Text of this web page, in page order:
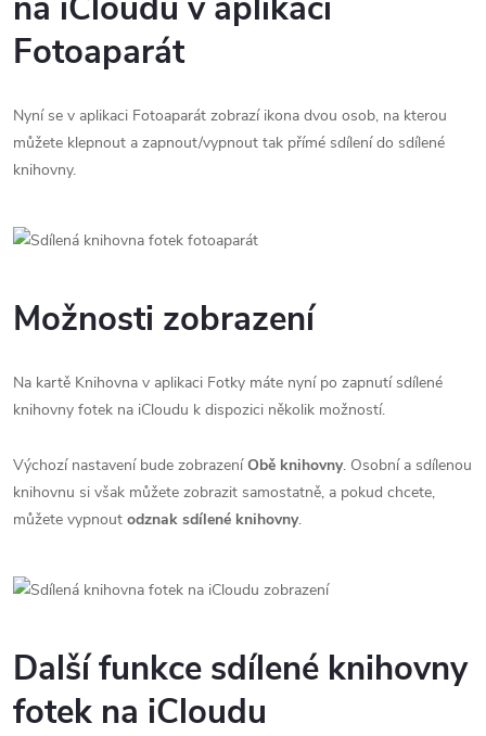
Fotoaparát
Nyní se v aplikaci Fotoaparát zobrazí ikona dvou osob, na kterou
můžete klepnout a zapnout/vypnout tak přímé sdílení do sdílené
knihovny.
Možnosti zobrazení
Na kartě Knihovna v aplikaci Fotky máte nyní po zapnutí sdílené
knihovny fotek na iCloudu k dispozici několik možností.
Výchozí nastavení bude zobrazeníObě knihovny. Osobní a sdílenou
knihovnu si však můžete zobrazit samostatně, a pokud chcete,
můžete vypnout odznak sdílené knihovny.
Další funkce sdílené knihovny
fotek na iCloudu